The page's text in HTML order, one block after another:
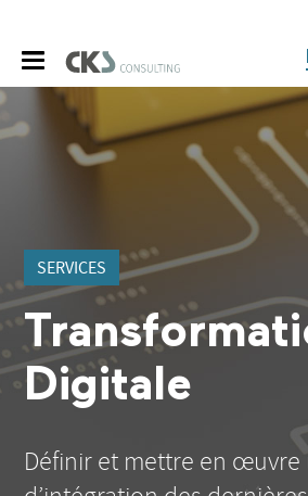
SERVICES
Digitale
Définir et mettre en œuvre